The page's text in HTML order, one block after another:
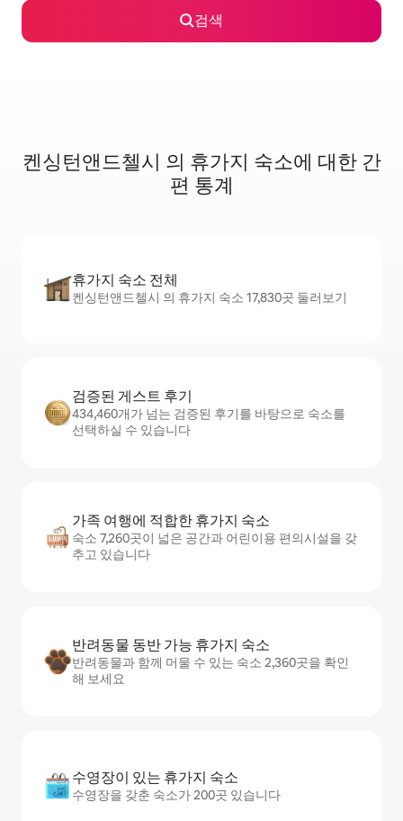
검색
켄싱턴앤드첼시 의 휴가지 숙소에 대한 간
편 통계
휴가지 숙소 전체
켄싱턴앤드첼시 의 휴가지 숙소 17,830곳 둘러보기
검증된 게스트 후기
434,460개가 넘는 검증된 후기를 바탕으로 숙소를
선택하실 수 있습니다
가족 여행에 적합한 휴가지 숙소
숙소 7,260곳이 넓은 공간과 어린이용 편의시설을 갖
추고 있습니다
반려동물 동반 가능 휴가지 숙소
반려동물과 함께 머물 수 있는 숙소 2,360곳을 확인
해 보세요
수영장이 있는 휴가지 숙소
수영장을 갖춘 숙소가 200곳 있습니다